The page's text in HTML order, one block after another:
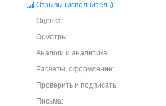
Отзывы (исполнитель):
Оценка:
Осмотры:
Аналоги и аналитика:
Расчеты, оформление:
Проверить и подписать:
Письма: